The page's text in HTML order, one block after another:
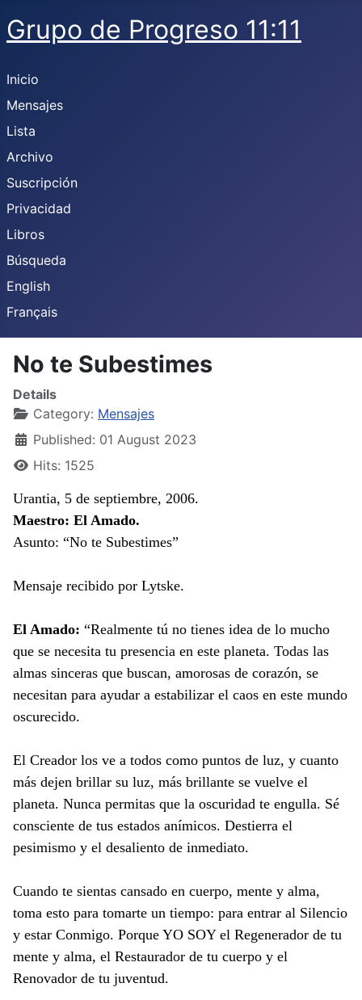
Grupo de Progreso 11:11
Inicio
Mensajes
Lista
Archivo
Suscripción
Privacidad
Libros
Búsqueda
English
Français
No te Subestimes
Details
Category: Mensajes
Published: 01 August 2023
Hits: 1525
Urantia, 5 de septiembre, 2006.
Maestro: El Amado.
Asunto: “No te Subestimes”
Mensaje recibido por Lytske.
El Amado: “Realmente tú no tienes idea de lo mucho
que se necesita tu presencia en este planeta. Todas las
almas sinceras que buscan, amorosas de corazón, se
necesitan para ayudar a estabilizar el caos en este mundo
oscurecido.
El Creador los ve a todos como puntos de luz, y cuanto
más dejen brillar su luz, más brillante se vuelve el
planeta. Nunca permitas que la oscuridad te engulla. Sé
consciente de tus estados anímicos. Destierra el
pesimismo y el desaliento de inmediato.
Cuando te sientas cansado en cuerpo, mente y alma,
toma esto para tomarte un tiempo: para entrar al Silencio
y estar Conmigo. Porque YO SOY el Regenerador de tu
mente y alma, el Restaurador de tu cuerpo y el
Renovador de tu juventud.